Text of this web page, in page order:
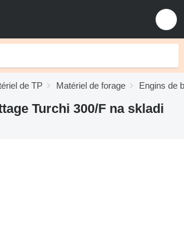
de TP Matériel de forage Engins de
Turchi 300/F na skladi